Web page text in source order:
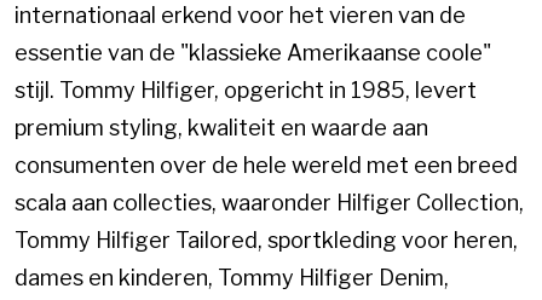
internationaal erkend voor het vieren van de
essentie van de "klassieke Amerikaanse coole"
stijl. Tommy Hilfiger, opgericht in 1985, levert
premium styling, kwaliteit en waarde aan
consumenten over de hele wereld met een breed
scala aan collecties, waaronder Hilfiger Collection,
Tommy Hilfiger Tailored, sportkleding voor heren,
dames en kinderen, Tommy Hilfiger Denim,